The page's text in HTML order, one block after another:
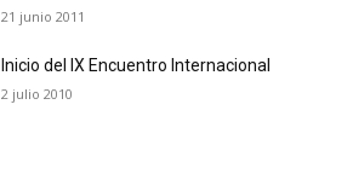
21 junio 2011
Inicio del IX Encuentro Internacional
2 julio 2010